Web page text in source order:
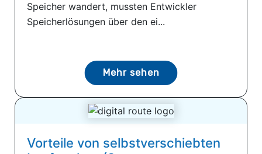
Speicher wandert, mussten Entwickler
Speicherlösungen über den ei...
Mehr sehen
Vorteile von selbstverschiebten